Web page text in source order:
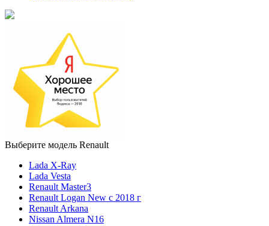
Выберите модель Renault
Lada X-Ray
Lada Vesta
Renault Master3
Renault Logan New с 2018 г
Renault Arkana
Nissan Almera N16